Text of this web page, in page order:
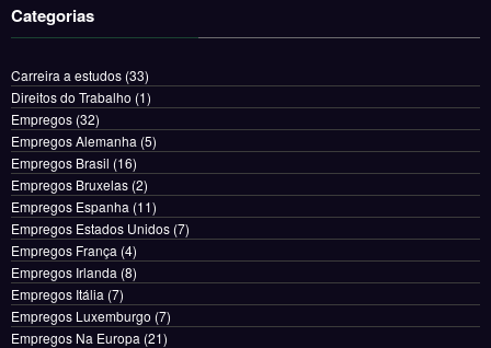
Categorias
Carreira a estudos (33)
Direitos do Trabalho (1)
Empregos (32)
Empregos Alemanha (5)
Empregos Brasil (16)
Empregos Bruxelas (2)
Empregos Espanha (11)
Empregos Estados Unidos (7)
Empregos França (4)
Empregos Irlanda (8)
Empregos Itália (7)
Empregos Luxemburgo (7)
Empregos Na Europa (21)